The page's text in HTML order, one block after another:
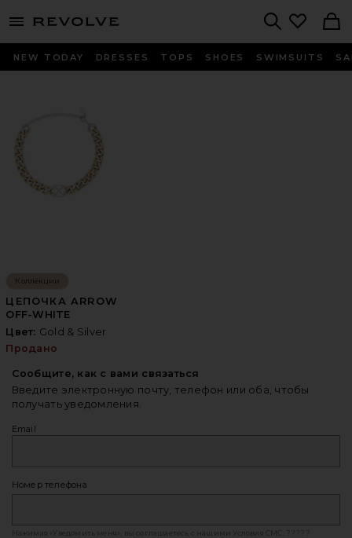
menu - shows more content
NEW TODAY DRESSES TOPS SHOES SWIMSUITS
Коллекции
ЦЕПОЧКА ARROW
OFF-WHITE
Цвет: Gold & Silver
Продано
Сообщите, как с вами связаться
Введите электронную почту, телефон или оба, чтобы
получать уведомления.
Email
Номер телефона
Нажимая «Уведомить меня», вы соглашаетесь с нашими Условия СМС